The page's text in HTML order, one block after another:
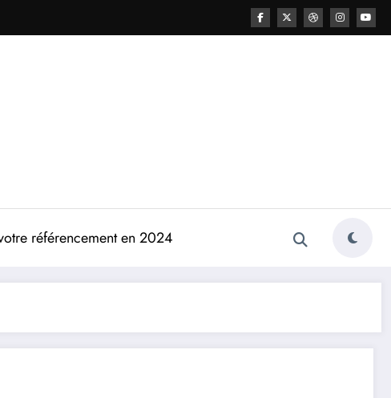
référencement en 2024